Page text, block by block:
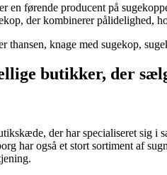
en førende producent på
der kombinerer pålidelighed,
thansen, knage med sugekop,
butikker, der
der har specialiseret sig
har også et stort sortiment af